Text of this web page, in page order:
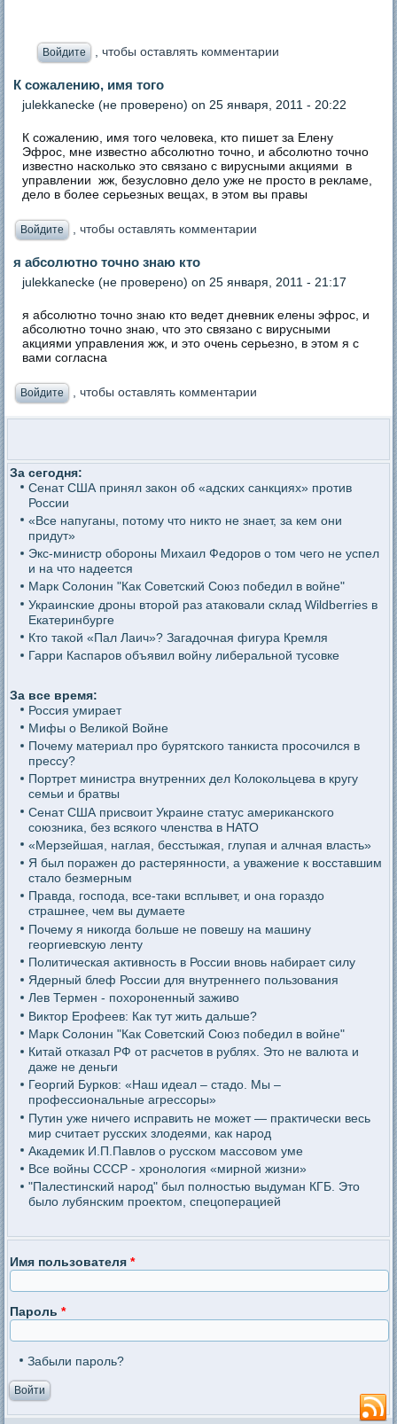
Войдите , чтобы оставлять комментарии
К сожалению, имя того
julekkanecke (не проверено) on 25 января, 2011 - 20:22
К сожалению, имя того человека, кто пишет за Елену
Эфрос, мне известно абсолютно точно, и абсолютно точно
известно насколько это связано с вирусными акциями в
управлении жж, безусловно дело уже не просто в рекламе,
дело в более серьезных вещах, в этом вы правы
Войдите , чтобы оставлять комментарии
я абсолютно точно знаю кто
julekkanecke (не проверено) on 25 января, 2011 - 21:17
я абсолютно точно знаю кто ведет дневник елены эфрос, и
абсолютно точно знаю, что это связано с вирусными
акциями управления жж, и это очень серьезно, в этом я с
вами согласна
Войдите , чтобы оставлять комментарии
За сегодня:
Сенат США принял закон об «адских санкциях» против
России
«Все напуганы, потому что никто не знает, за кем они
придут»
Экс-министр обороны Михаил Федоров о том чего не успел
и на что надеется
Марк Солонин "Как Советский Союз победил в войне"
Украинские дроны второй раз атаковали склад Wildberries в
Екатеринбурге
Кто такой «Пал Лаич»? Загадочная фигура Кремля
Гарри Каспаров объявил войну либеральной тусовке
За все время:
Россия умирает
Мифы о Великой Войне
Почему материал про бурятского танкиста просочился в
прессу?
Портрет министра внутренних дел Колокольцева в кругу
семьи и братвы
Сенат США присвоит Украине статус американского
союзника, без всякого членства в НАТО
«Мерзейшая, наглая, бесстыжая, глупая и алчная власть»
Я был поражен до растерянности, а уважение к восставшим
стало безмерным
Правда, господа, все-таки всплывет, и она гораздо
страшнее, чем вы думаете
Почему я никогда больше не повешу на машину
георгиевскую ленту
Политическая активность в России вновь набирает силу
Ядерный блеф России для внутреннего пользования
Лев Термен - похороненный заживо
Виктор Ерофеев: Как тут жить дальше?
Марк Солонин "Как Советский Союз победил в войне"
Китай отказал РФ от расчетов в рублях. Это не валюта и
даже не деньги
Георгий Бурков: «Наш идеал – стадо. Мы –
профессиональные агрессоры»
Путин уже ничего исправить не может — практически весь
мир считает русских злодеями, как народ
Академик И.П.Павлов о русском массовом уме
Все войны СССР - хронология «мирной жизни»
"Палестинский народ" был полностью выдуман КГБ. Это
было лубянским проектом, спецоперацией
Имя пользователя*
Пароль*
Забыли пароль?